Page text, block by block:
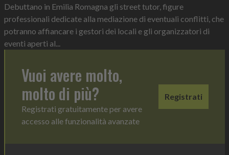
Debuttano in Emilia Romagna gli street tutor, figure
professionali dedicate alla mediazione di eventuali conflitti, che
potranno affiancare i gestori dei locali e gli organizzatori di
eventi aperti al...
Vuoi avere molto,
molto di più?
Registrati gratuitamente per avere
accesso alle funzionalità avanzate
Registrati